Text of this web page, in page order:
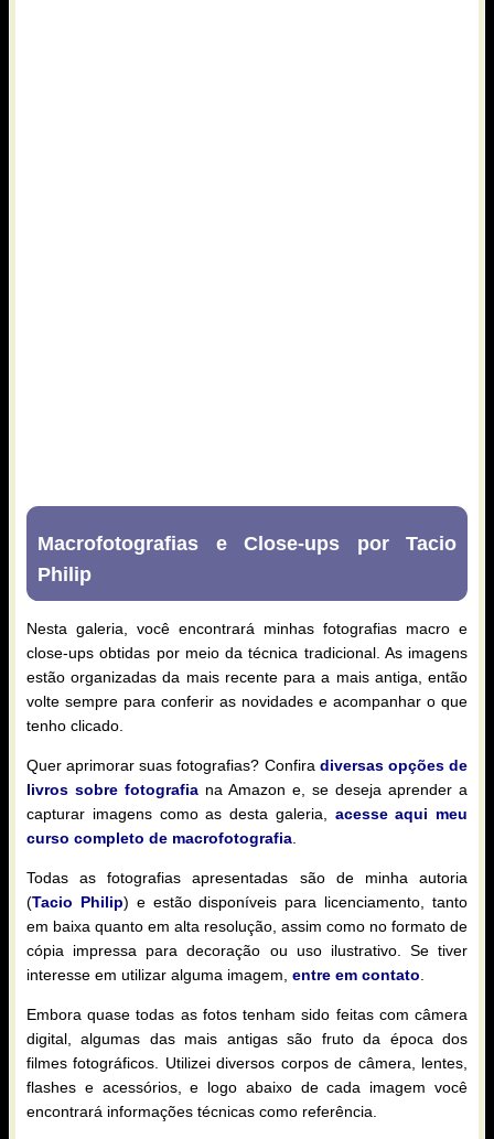
Macrofotografias e Close-ups por Tacio
Philip
Nesta galeria, você encontrará minhas fotografias macro e
close-ups obtidas por meio da técnica tradicional. As imagens
estão organizadas da mais recente para a mais antiga, então
volte sempre para conferir as novidades e acompanhar o que
tenho clicado.
Quer aprimorar suas fotografias? Confira diversas opções de
livros sobre fotografia na Amazon e, se deseja aprender a
capturar imagens como as desta galeria, acesse aqui meu
curso completo de macrofotografia.
Todas as fotografias apresentadas são de minha autoria
(Tacio Philip) e estão disponíveis para licenciamento, tanto
em baixa quanto em alta resolução, assim como no formato de
cópia impressa para decoração ou uso ilustrativo. Se tiver
interesse em utilizar alguma imagem, entre em contato.
Embora quase todas as fotos tenham sido feitas com câmera
digital, algumas das mais antigas são fruto da época dos
filmes fotográficos. Utilizei diversos corpos de câmera, lentes,
flashes e acessórios, e logo abaixo de cada imagem você
encontrará informações técnicas como referência.